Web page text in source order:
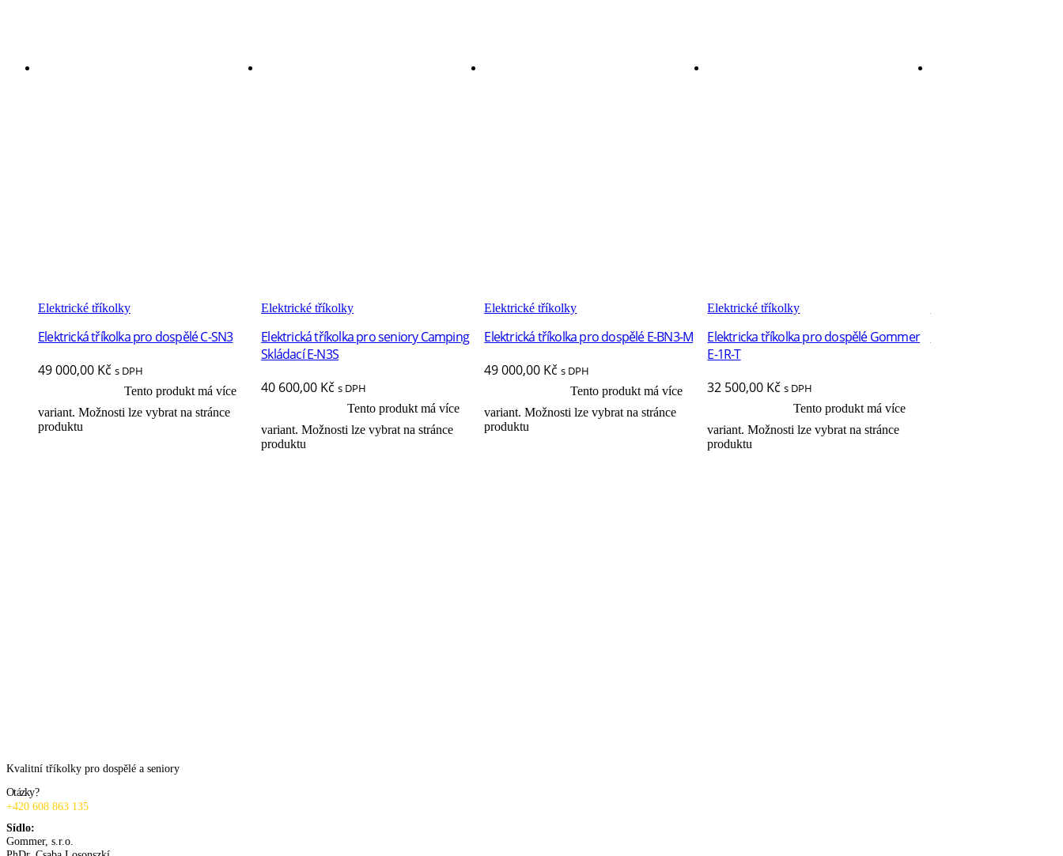
Elektrické tříkolky
Elektrická tříkolka pro dospělé C-SN3
49 000,00 Kč s DPH
Tento produkt má více
variant. Možnosti lze vybrat na stránce
produktu
Elektrické tříkolky
Elektrická tříkolka pro seniory Camping
Skládací E-N3S
40 600,00 Kč s DPH
Tento produkt má více
variant. Možnosti lze vybrat na stránce
produktu
Elektrické tříkolky
Elektrická tříkolka pro dospělé E-BN3-M
49 000,00 Kč s DPH
Tento produkt má více
variant. Možnosti lze vybrat na stránce
produktu
Elektrické tříkolky
Elektricka tříkolka pro dospělé Gommer
E-1R-T
32 500,00 Kč s DPH
Tento produkt má více
variant. Možnosti lze vybrat na stránce
produktu
Kvalitní tříkolky pro dospělé a seniory
Otázky?
+420 608 863 135
Sídlo:
Gommer, s.r.o.